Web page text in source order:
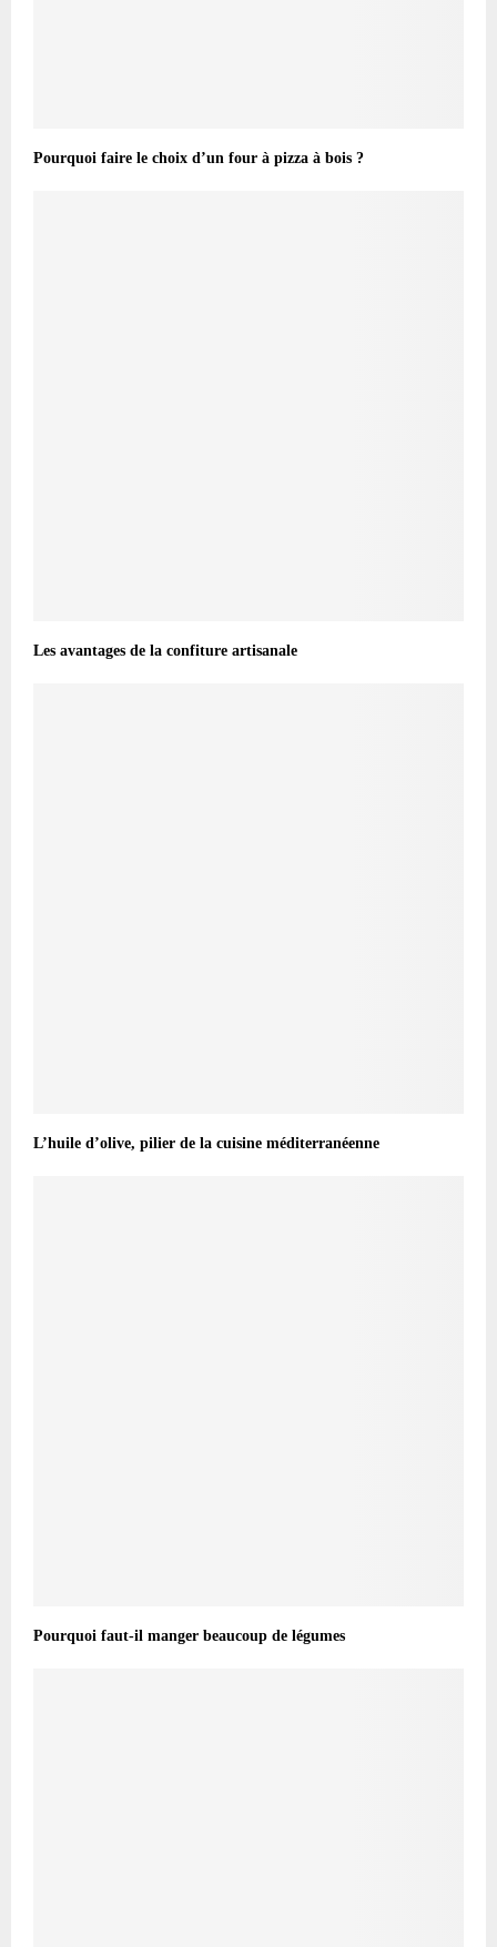
Pourquoi faire le choix d’un four à pizza à bois ?
Les avantages de la confiture artisanale
L’huile d’olive, pilier de la cuisine méditerranéenne
Pourquoi faut-il manger beaucoup de légumes